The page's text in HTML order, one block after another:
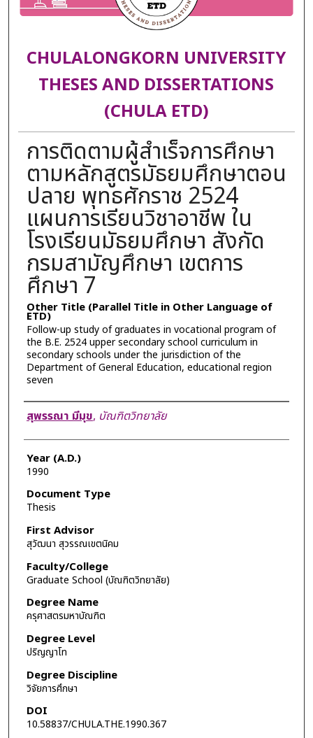
CHULALONGKORN UNIVERSITY
THESES AND DISSERTATIONS
(CHULA ETD)
การติดตามผู้สำเร็จการศึกษา
ตามหลักสูตรมัธยมศึกษาตอน
ปลาย พุทธศักราช 2524
แผนการเรียนวิชาอาชีพ ใน
โรงเรียนมัธยมศึกษา สังกัด
กรมสามัญศึกษา เขตการ
ศึกษา 7
Other Title (Parallel Title in Other Language of
ETD)
Follow-up study of graduates in vocational program of
the B.E. 2524 upper secondary school curriculum in
secondary schools under the jurisdiction of the
Department of General Education, educational region
seven
Author
สุพรรณา มีมุข, บัณฑิตวิทยาลัย
Year (A.D.)
1990
Document Type
Thesis
First Advisor
สุวัฒนา สุวรรณเขตนิคม
Faculty/College
Graduate School (บัณฑิตวิทยาลัย)
Degree Name
ครุศาสตรมหาบัณฑิต
Degree Level
ปริญญาโท
Degree Discipline
วิจัยการศึกษา
DOI
10.58837/CHULA.THE.1990.367